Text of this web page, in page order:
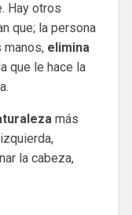
Hay otros
que; la persona
manos, elimina
que le hace la
más
la cabeza,